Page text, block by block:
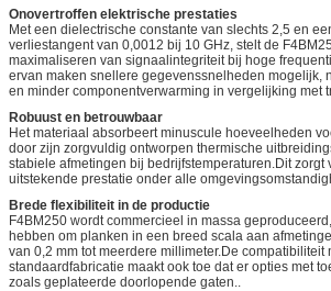
Onovertroffen elektrische prestaties
Met een dielectrische constante van slechts 2,5 en
verliestangent van 0,0012 bij 10 GHz, stelt de
maximaliseren van signaalintegriteit bij hoge
ervan maken snellere gegevenssnelheden mogelijk,
en minder componentverwarming in vergelijking met
Robuust en betrouwbaar
Het materiaal absorbeert minuscule hoeveelheden
door zijn zorgvuldig ontworpen thermische
stabiele afmetingen bij bedrijfstemperaturen.Dit zorgt
uitstekende prestatie onder alle
Brede flexibiliteit in de productie
F4BM250 wordt commercieel in massa
hebben om planken in een breed scala aan
van 0,2 mm tot meerdere millimeter.De compatibiliteit
standaardfabricatie maakt ook toe dat er opties met
zoals geplateerde doorlopende gaten..